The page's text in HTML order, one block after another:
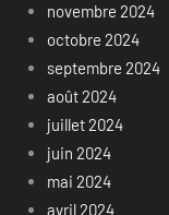
novembre 2024
octobre 2024
septembre 2024
août 2024
juillet 2024
juin 2024
mai 2024
avril 2024